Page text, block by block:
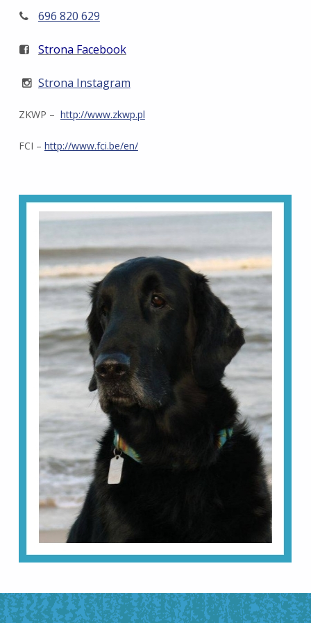
696 820 629
Strona Facebook
Strona Instagram
ZKWP – http://www.zkwp.pl
FCI – http://www.fci.be/en/